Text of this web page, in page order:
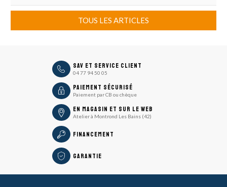
TOUS LES ARTICLES
icon SAV et Service Client
04 77 94 50 05
icon Paiement sécurisé
Paiement par CB ou chèque
En magasin et sur le Web
Atelier à Montrond Les Bains (42)
Financement
Garantie